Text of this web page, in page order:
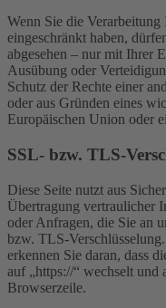
Wenn Sie die Verarbeitung
eingeschränkt haben,
abgesehen – nur mit Ihrer
Ausübung oder
Schutz der Rechte einer
oder aus Gründen eines
Europäischen Union oder
SSL- bzw. TLS-
Diese Seite nutzt aus
Übertragung vertraulicher
oder Anfragen, die Sie an
bzw. TLS-
erkennen Sie daran, dass
auf „https://“ wechselt
Browserzeile.